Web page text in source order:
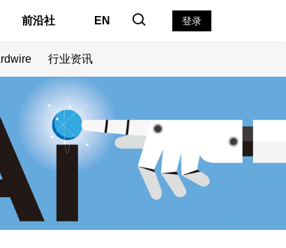
前沿社 EN 登录
行业资讯